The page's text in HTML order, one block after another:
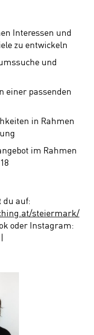
Interessen und
zu entwickeln
und
einer passenden
in Rahmen
im Rahmen
du auf:
steiermark/
oder Instagram: